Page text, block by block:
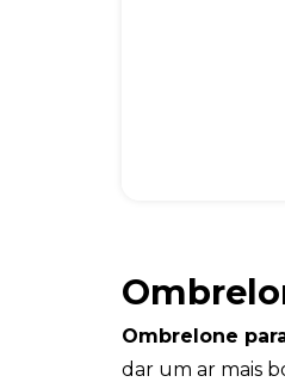
Ombrelone
dar um ar mais